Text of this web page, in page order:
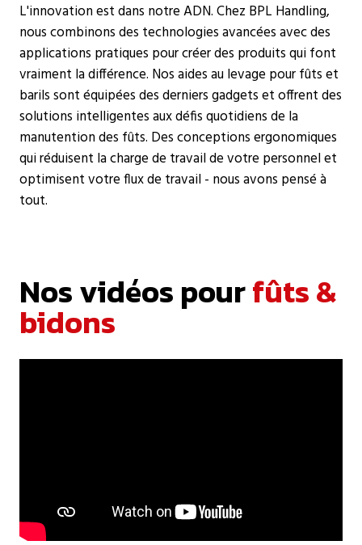
L'innovation est dans notre ADN. Chez BPL Handling,
nous combinons des technologies avancées avec des
applications pratiques pour créer des produits qui font
vraiment la différence. Nos aides au levage pour fûts et
barils sont équipées des derniers gadgets et offrent des
solutions intelligentes aux défis quotidiens de la
manutention des fûts. Des conceptions ergonomiques
qui réduisent la charge de travail de votre personnel et
optimisent votre flux de travail - nous avons pensé à
tout.
Nos vidéos pourfûts &
bidons